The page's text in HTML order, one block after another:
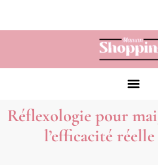
Réflexologie pour
l’efficacité